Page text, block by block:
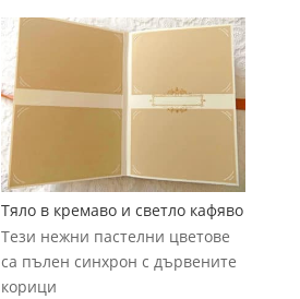
Тяло в кремаво и светло кафяво
Тези нежни пастелни цветове
са пълен синхрон с дървените
корици